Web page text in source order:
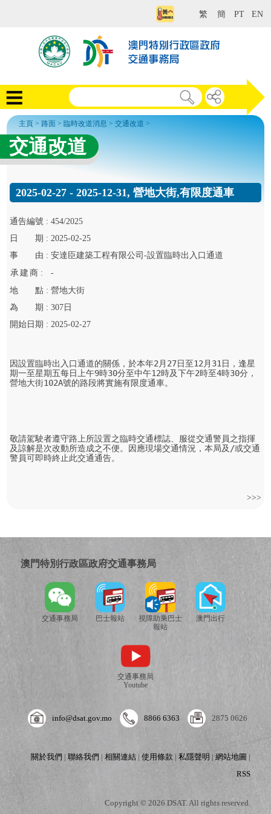
繁 簡 PT EN
主頁 >路面 > 臨時改道消息 >交通改道 >
交通改道
2025-02-27 - 2025-12-31, 營地大街,有限度通車
通告編號 :454/2025
日
期 :2025-02-25
事
由 :安達臣建築工程有限公司-設置臨時出入口通道
承建 商 :
-
地
點 :營地大街
為
期 :307 日
開始 日期 :2025-02-27
因設置臨時出入口通道的關係，於本年2月27日至12月31日，逢星
期一至星期五每日上午9時30分至中午12時及下午2時至4時30分，
營地大街102A號的路段將實施有限度通車。
敬請駕駛者遵守路上所設置之臨時交通標誌、服從交通警員之指揮
及諒解是次改動所造成之不便。因應現場交通情況，本局及/或交通
警員可即時終止此交通通告。
>>>
澳門特別行政區政府交通事務局
交通事務局 巴士報站
視障助乘巴士
報站
澳門出行
交通事務局
Youtube
info@dsat.gov.mo 8866 6363 2875 0626
關於我們 |聯絡我們 |相關連結 |使用條款 |私隱聲明 |網站地圖 |
RSS
Copyright © 2026 DSAT. All rights reserved.